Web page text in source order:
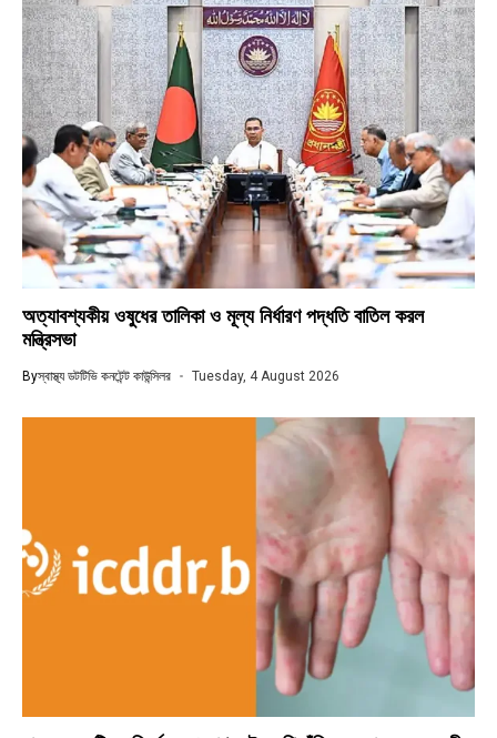
অত্যাবশ্যকীয় ওষুধের তালিকা ও মূল্য নির্ধারণ পদ্ধতি বাতিল করল
মন্ত্রিসভা
Byস্বাস্থ্য ডটটিভি কনটেন্ট কাউন্সিলর Tuesday, 4 August 2026